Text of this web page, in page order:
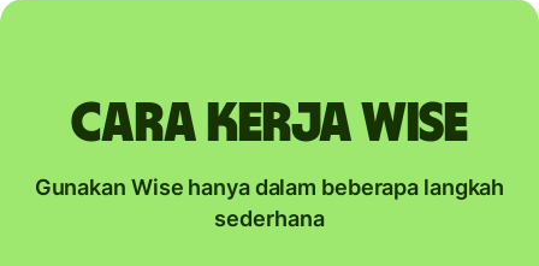
Cara kerja Wise
Gunakan Wise hanya dalam beberapa langkah
sederhana